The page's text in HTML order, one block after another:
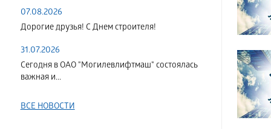
07.08.2026
Дорогие друзья! С Днем строителя!
31.07.2026
Сегодня в ОАО "Могилевлифтмаш" состоялась
важная и...
ВСЕ НОВОСТИ